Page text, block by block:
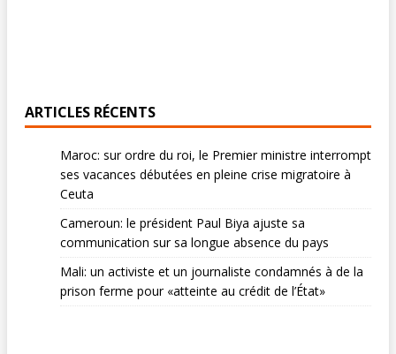
ARTICLES RÉCENTS
Maroc: sur ordre du roi, le Premier ministre interrompt
ses vacances débutées en pleine crise migratoire à
Ceuta
Cameroun: le président Paul Biya ajuste sa
communication sur sa longue absence du pays
Mali: un activiste et un journaliste condamnés à de la
prison ferme pour «atteinte au crédit de l’État»